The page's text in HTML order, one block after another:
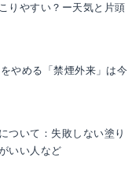
りやすい？ー天気と片頭
やめる「禁煙外来」は今
ついて：失敗しない塗り
いい人など